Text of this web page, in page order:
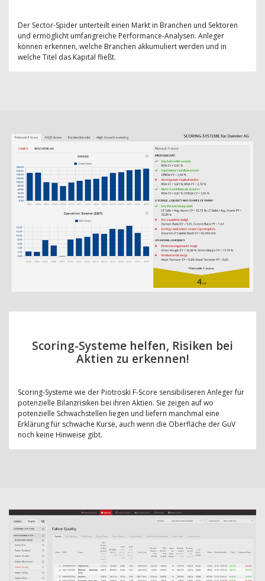
Der Sector-Spider unterteilt einen Markt in Branchen und Sektoren
und ermöglicht umfangreiche Performance-Analysen. Anleger
können erkennen, welche Branchen akkumuliert werden und in
welche Titel das Kapital fließt.
Scoring-Systeme helfen, Risiken bei
Aktien zu erkennen!
Scoring-Systeme wie der Piotroski F-Score sensibiliseren Anleger für
potenzielle Bilanzrisiken bei ihren Aktien. Sie zeigen auf wo
potenzielle Schwachstellen liegen und liefern manchmal eine
Erklärung für schwache Kurse, auch wenn die Oberfläche der GuV
noch keine Hinweise gibt.